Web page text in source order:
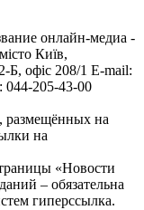
онлайн-медиа -
Київ,
офіс 208/1 E-mail:
044-205-43-00
размещённых на
на
«Новости
– обязательна
гиперссылка.